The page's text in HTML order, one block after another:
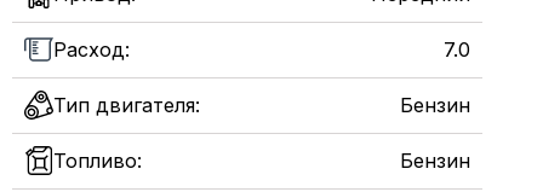
Расход: 7.0
Тип двигателя: Бензин
Топливо: Бензин